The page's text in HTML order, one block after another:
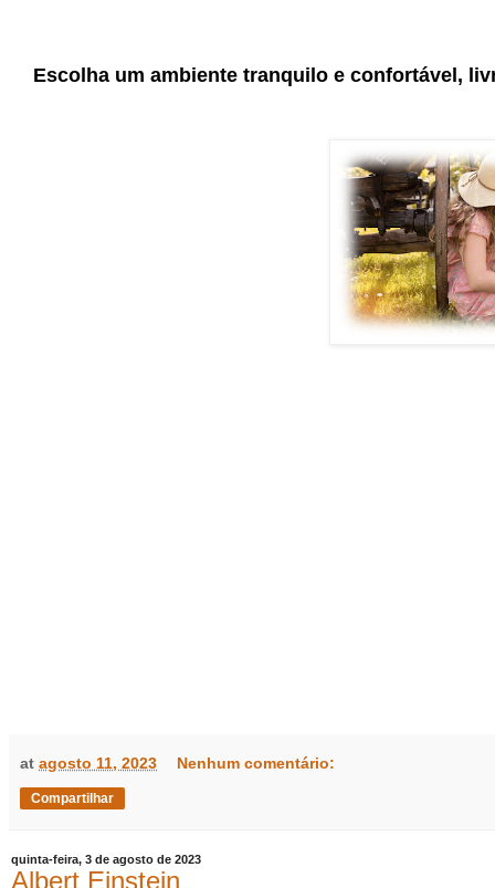
Escolha um ambiente tranquilo e confortável,
at agosto 11, 2023 Nenhum comentário:
Compartilhar
quinta-feira, 3 de agosto de 2023
Albert Einstein